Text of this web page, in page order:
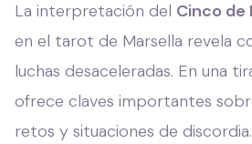
La interpretación del Cinco de
en el tarot de Marsella revela
luchas desaceleradas. En una
ofrece claves importantes
retos y situaciones de discordia.